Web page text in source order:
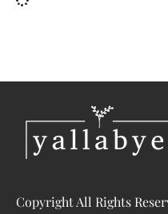
Copyright All Rights